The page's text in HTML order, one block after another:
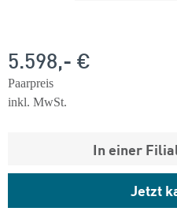
5.598,- €
Paarpreis
inkl. MwSt.
In einer
Jetzt